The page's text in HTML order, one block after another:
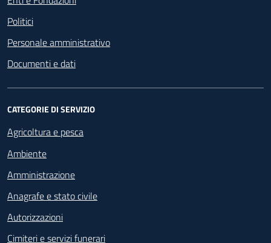
Politici
Personale amministrativo
Documenti e dati
CATEGORIE DI SERVIZIO
Agricoltura e pesca
Ambiente
Amministrazione
Anagrafe e stato civile
Autorizzazioni
Cimiteri e servizi funerari